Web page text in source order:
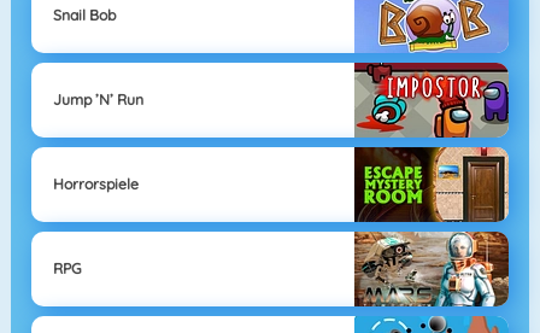
Snail Bob
Jump ’n’ Run
Horrorspiele
RPG